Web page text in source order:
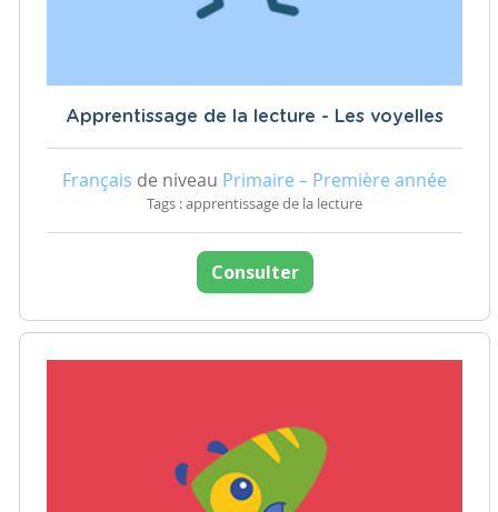
Apprentissage de la lecture - Les voyelles
Français de niveau Primaire – Première année
Tags : apprentissage de la lecture
Consulter